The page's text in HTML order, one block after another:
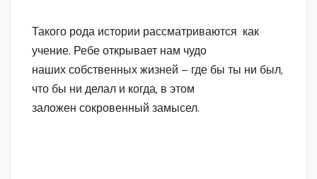
Такого рода истории рассматриваются как
учение. Ребе открывает нам чудо
наших собственных жизней – где бы ты ни был,
что бы ни делал и когда, в этом
заложен сокровенный замысел.